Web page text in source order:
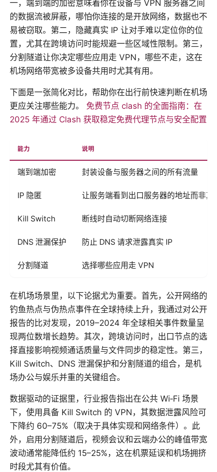
一，端到端的加密意味着你在设备与 VPN 服务器之间
的数据流被屏蔽，哪怕你连接的是开放网络，数据也不
易被窃取。第二，隐藏真实 IP 让对手难以定位你的位
置，尤其在跨境访问时能规避一些区域性限制。第三，
分割隧道让你决定哪些应用走 VPN，哪些不走，这在
机场网络带宽被多设备共用时尤其有用。
下面是一张简化对比，帮助你在出行前快速判断在机场
更应关注哪些能力。 免费节点 clash 的全面指南：在
2025 年通过 Clash 获取稳定免费代理节点与安全配置
能力 说明
端到端加密 封装设备与服务器之间的所有流量
IP 隐匿 让服务端看到出口服务器的地址而非真
Kill Switch 断线时自动切断网络连接
DNS 泄漏保护 防止 DNS 请求泄露真实 IP
分割隧道 选择哪些应用走 VPN
在机场场景里，以下论据尤为重要。首先，公开网络的
钓鱼热点与伪热点事件在全球持续上升，我通过对公开
报告的比对发现，2019–2024 年全球相关事件数量呈
现两位数增长趋势。其次，跨境访问时，出口节点的选
择直接影响视频通话质量与文件同步的稳定性。第三，
Kill Switch、DNS 泄漏保护和分割隧道的组合，是机
场办公与娱乐并重的关键组合。
数据驱动的证据里，行业报告指出在公共 Wi‑Fi 场景
下，使用具备 Kill Switch 的 VPN，其数据泄露风险可
下降约 60–75%（取决于具体实现和网络条件）。此
外，启用分割隧道后，视频会议和云端办公的峰值带宽
波动通常能降低约 15–25%，这在机票延误和机场拥挤
时段尤其有价值。